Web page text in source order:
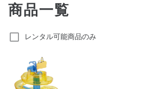
商品一覧
レンタル可能商品のみ